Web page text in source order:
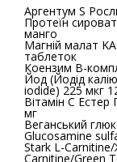
Аргентум S
Протеїн
манго
Магній малат
таблеток
Йод (Йодід калію) Pure
iodide) 225 мкг
Вітамін С Естер Плюс Solgar
мг
Веганський
Glucosamine
Stark L-
Carnitine/Green